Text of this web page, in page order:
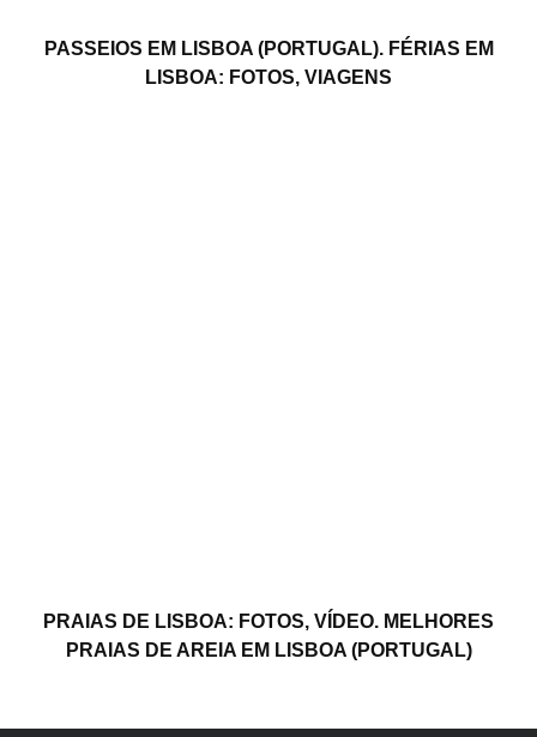
PASSEIOS EM LISBOA (PORTUGAL). FÉRIAS EM
LISBOA: FOTOS, VIAGENS
PRAIAS DE LISBOA: FOTOS, VÍDEO. MELHORES
PRAIAS DE AREIA EM LISBOA (PORTUGAL)